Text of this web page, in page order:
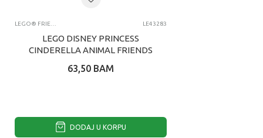
LEGO® FRIENDS LE43283
LEGO DISNEY PRINCESS
CINDERELLA ANIMAL FRIENDS
63,50 BAM
DODAJ U KORPU